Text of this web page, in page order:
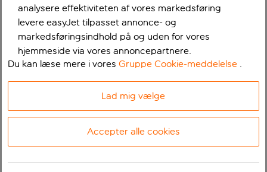
analysere effektiviteten af vores markedsføring
levere easyJet tilpasset annonce- og
markedsføringsindhold på og uden for vores
hjemmeside via vores annoncepartnere.
Du kan læse mere i voresGruppe Cookie-meddelelse .
Lad mig vælge
Accepter alle cookies